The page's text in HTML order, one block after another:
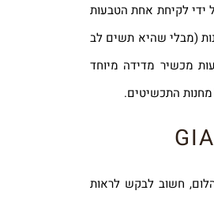
ידי לקיחת אחת הטבעות
(מבלי שהיא תשים לב
מכשיר מדידה מיוחד
התכשיטים.
חשוב לבקש לראות